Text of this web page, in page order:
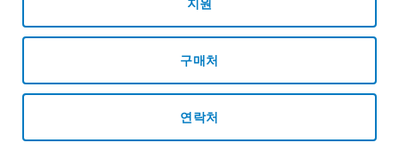
지원
구매처
연락처